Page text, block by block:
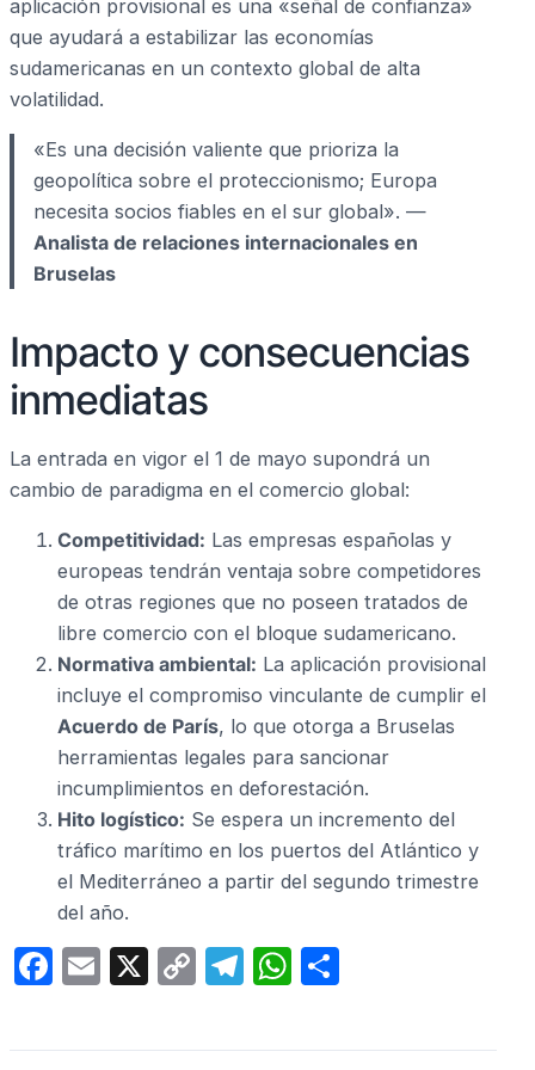
aplicación provisional es una «señal de confianza»
que ayudará a estabilizar las economías
sudamericanas en un contexto global de alta
volatilidad.
«Es una decisión valiente que prioriza la
geopolítica sobre el proteccionismo; Europa
necesita socios fiables en el sur global». —
Analista de relaciones internacionales en
Bruselas
Impacto y consecuencias
inmediatas
La entrada en vigor el 1 de mayo supondrá un
cambio de paradigma en el comercio global:
Competitividad: Las empresas españolas y
europeas tendrán ventaja sobre competidores
de otras regiones que no poseen tratados de
libre comercio con el bloque sudamericano.
Normativa ambiental: La aplicación provisional
incluye el compromiso vinculante de cumplir el
Acuerdo de París, lo que otorga a Bruselas
herramientas legales para sancionar
incumplimientos en deforestación.
Hito logístico: Se espera un incremento del
tráfico marítimo en los puertos del Atlántico y
el Mediterráneo a partir del segundo trimestre
del año.
F
c
E
ail
X
C
p
T
e
W
at m